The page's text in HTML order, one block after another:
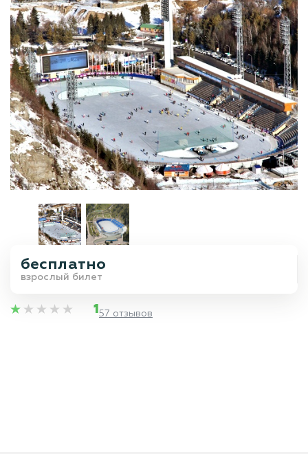
бесплатно
взрослый билет
1 57 отзывов